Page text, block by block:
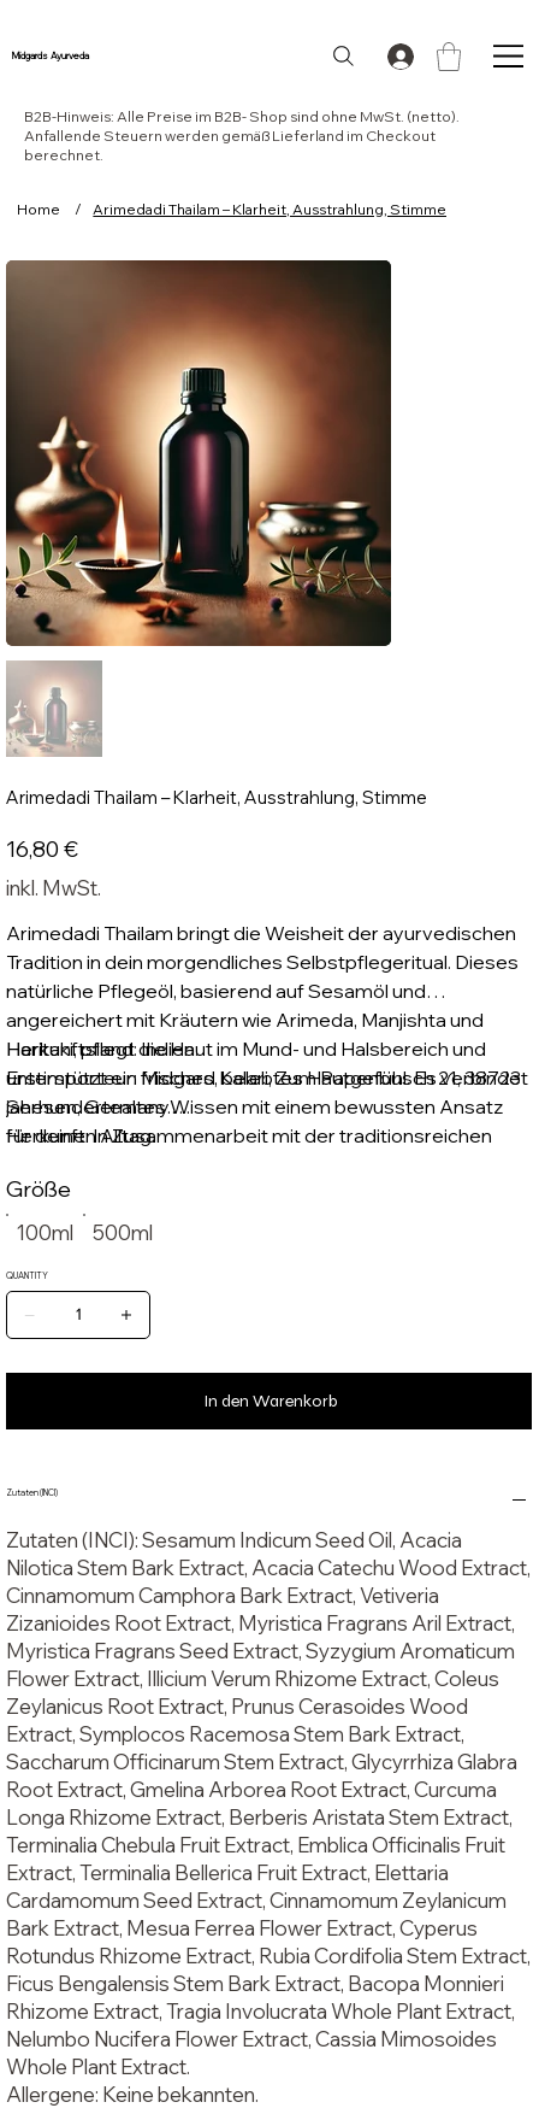
Midgards Ayurveda
Home / Arimedadi Thailam – Klarheit, Ausstrahlung, Stimme
Arimedadi Thailam – Klarheit, Ausstrahlung, Stimme
Preis
16,80 €
inkl. MwSt.
Arimedadi Thailam bringt die Weisheit der ayurvedischen
Tradition in dein morgendliches Selbstpflegeritual. Dieses
natürliche Pflegeöl, basierend auf Sesamöl und
angereichert mit Kräutern wie Arimeda, Manjishta und
Haritaki, pflegt die Haut im Mund- und Halsbereich und
unterstützt ein frisches, belebtes Hautgefühl. Es verbindet
jahrhundertealtes Wissen mit einem bewussten Ansatz
für deinen Alltag.
Herkunftsland: Indien.
Erstimporteur: Midgard Kalari, Zum Papenbusch 21, 38723
Seesen, Germany.
Herkunft: In Zusammenarbeit mit der traditionsreichen
Rezepturen mit größter Sorgfalt herstellt.
100ml 500ml
Größe
QUANTITY
In den Warenkorb
Zutaten (INCI)
Zutaten (INCI): Sesamum Indicum Seed Oil, Acacia
Nilotica Stem Bark Extract, Acacia Catechu Wood Extract,
Cinnamomum Camphora Bark Extract, Vetiveria
Zizanioides Root Extract, Myristica Fragrans Aril Extract,
Myristica Fragrans Seed Extract, Syzygium Aromaticum
Flower Extract, Illicium Verum Rhizome Extract, Coleus
Zeylanicus Root Extract, Prunus Cerasoides Wood
Extract, Symplocos Racemosa Stem Bark Extract,
Saccharum Officinarum Stem Extract, Glycyrrhiza Glabra
Root Extract, Gmelina Arborea Root Extract, Curcuma
Longa Rhizome Extract, Berberis Aristata Stem Extract,
Terminalia Chebula Fruit Extract, Emblica Officinalis Fruit
Extract, Terminalia Bellerica Fruit Extract, Elettaria
Cardamomum Seed Extract, Cinnamomum Zeylanicum
Bark Extract, Mesua Ferrea Flower Extract, Cyperus
Rotundus Rhizome Extract, Rubia Cordifolia Stem Extract,
Ficus Bengalensis Stem Bark Extract, Bacopa Monnieri
Rhizome Extract, Tragia Involucrata Whole Plant Extract,
Nelumbo Nucifera Flower Extract, Cassia Mimosoides
Whole Plant Extract.
Allergene: Keine bekannten.
B2B-Hinweis: Alle Preise im B2B- Shop sind ohne MwSt. (netto).
Anfallende Steuern werden gemäß Lieferland im Checkout
berechnet.